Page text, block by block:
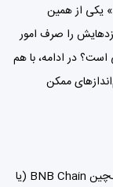
یکی از همین
را صرف امور
است؟ در ادامه، با هم
ممکن
گیگل فاند توکنی است از نوع میم‌کوین که بر بستر بلاک‌چین BNB Chain (یا